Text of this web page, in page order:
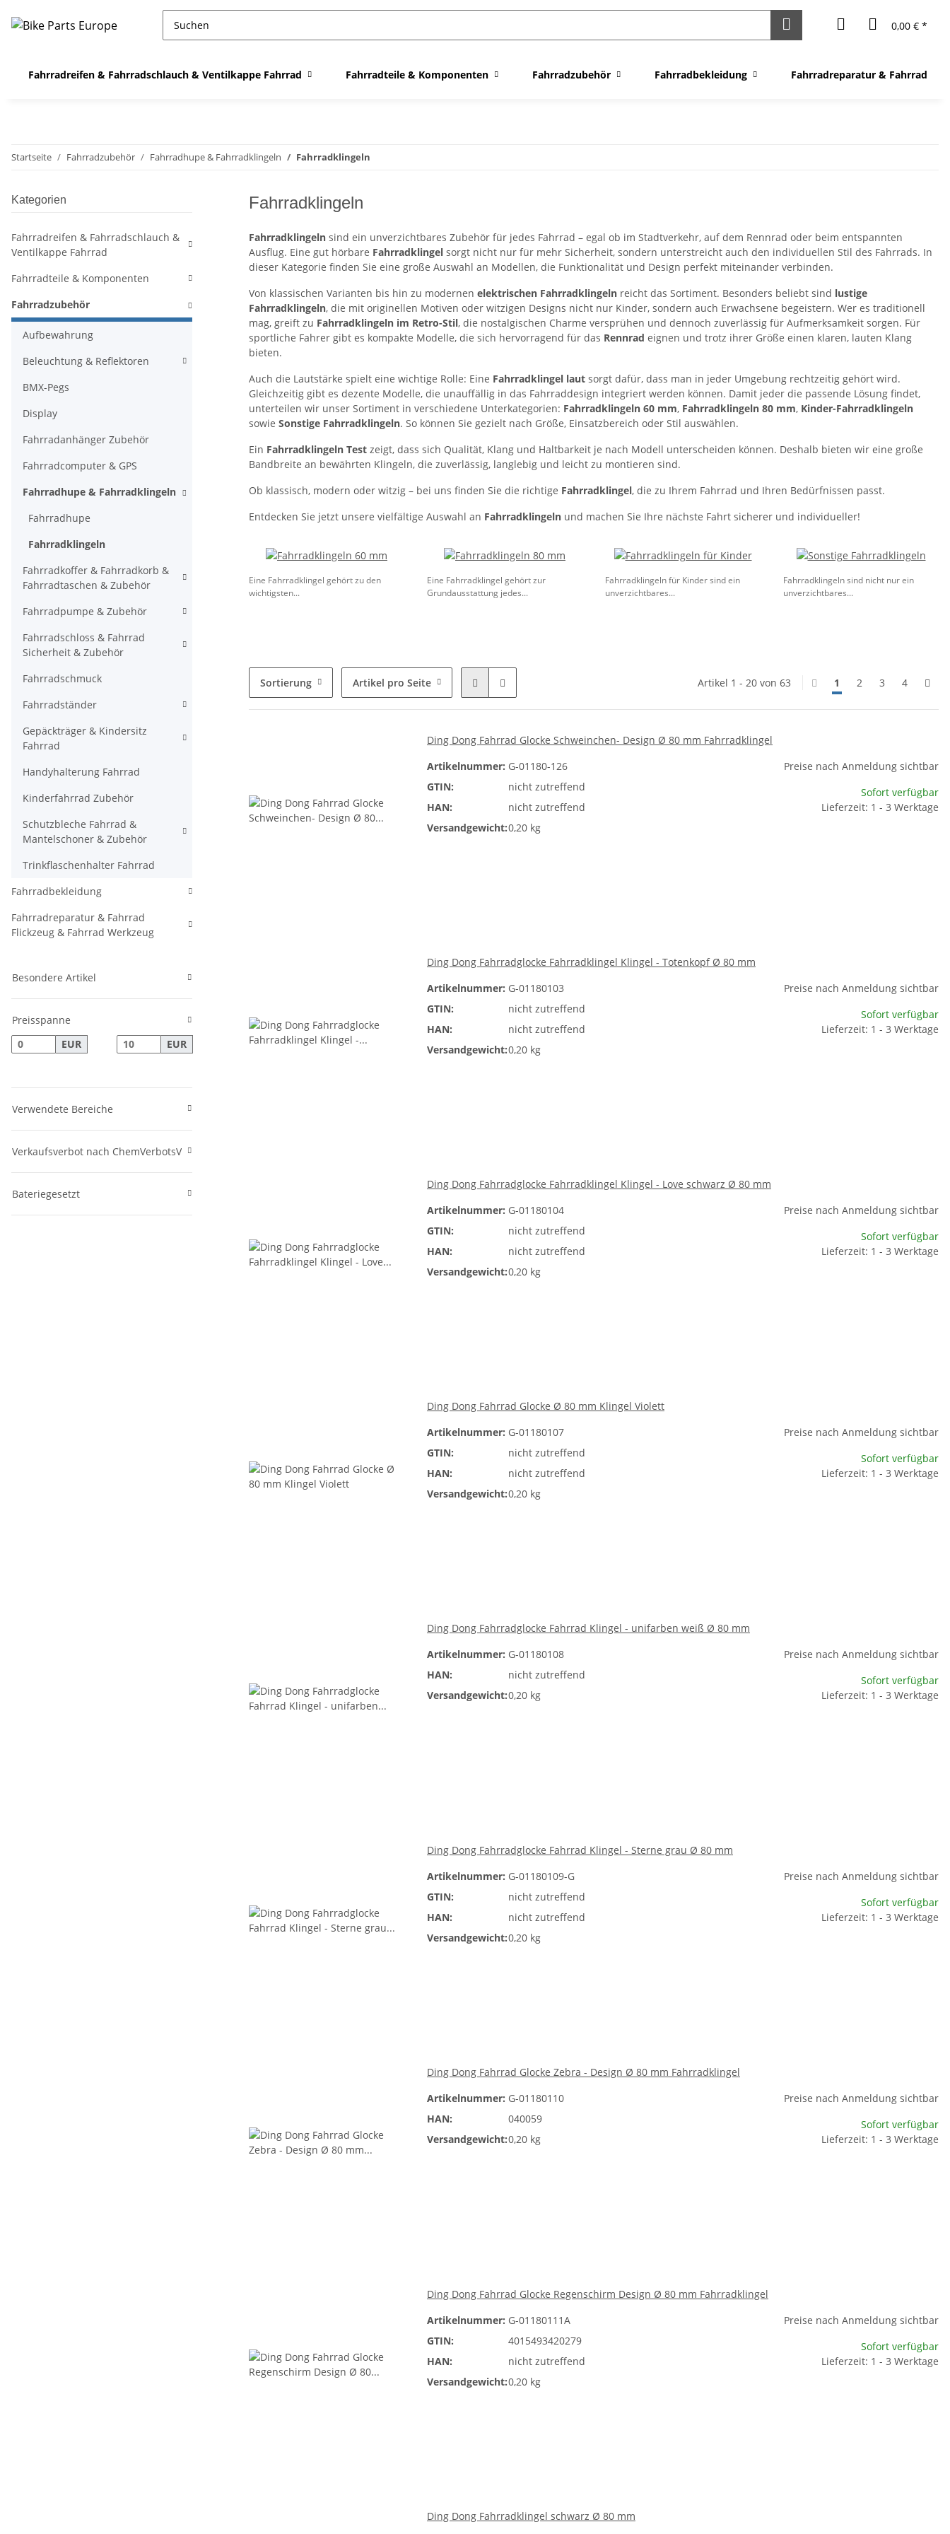
0,00 € *
Fahrradreifen & Fahrradschlauch & Ventilkappe Fahrrad Fahrradteile & Komponenten Fahrradzubehör Fahrradbekleidung Fahrradreparatur & Fahrrad
Startseite Fahrradzubehör Fahrradhupe & Fahrradklingeln Fahrradklingeln
Fahrradklingeln
Fahrradklingeln sind ein unverzichtbares Zubehör für jedes Fahrrad – egal ob im Stadtverkehr, auf dem Rennrad oder beim entspannten
Ausflug. Eine gut hörbare Fahrradklingel sorgt nicht nur für mehr Sicherheit, sondern unterstreicht auch den individuellen Stil des Fahrrads. In
dieser Kategorie finden Sie eine große Auswahl an Modellen, die Funktionalität und Design perfekt miteinander verbinden.
Von klassischen Varianten bis hin zu modernen elektrischen Fahrradklingeln reicht das Sortiment. Besonders beliebt sind lustige
Fahrradklingeln, die mit originellen Motiven oder witzigen Designs nicht nur Kinder, sondern auch Erwachsene begeistern. Wer es traditionell
mag, greift zu Fahrradklingeln im Retro-Stil, die nostalgischen Charme versprühen und dennoch zuverlässig für Aufmerksamkeit sorgen. Für
sportliche Fahrer gibt es kompakte Modelle, die sich hervorragend für das Rennrad eignen und trotz ihrer Größe einen klaren, lauten Klang
bieten.
Auch die Lautstärke spielt eine wichtige Rolle: Eine Fahrradklingel laut sorgt dafür, dass man in jeder Umgebung rechtzeitig gehört wird.
Gleichzeitig gibt es dezente Modelle, die unauffällig in das Fahrraddesign integriert werden können. Damit jeder die passende Lösung findet,
unterteilen wir unser Sortiment in verschiedene Unterkategorien: Fahrradklingeln 60 mm, Fahrradklingeln 80 mm, Kinder-Fahrradklingeln
sowie Sonstige Fahrradklingeln. So können Sie gezielt nach Größe, Einsatzbereich oder Stil auswählen.
Ein Fahrradklingeln Test zeigt, dass sich Qualität, Klang und Haltbarkeit je nach Modell unterscheiden können. Deshalb bieten wir eine große
Bandbreite an bewährten Klingeln, die zuverlässig, langlebig und leicht zu montieren sind.
Ob klassisch, modern oder witzig – bei uns finden Sie die richtige Fahrradklingel, die zu Ihrem Fahrrad und Ihren Bedürfnissen passt.
Entdecken Sie jetzt unsere vielfältige Auswahl an Fahrradklingeln und machen Sie Ihre nächste Fahrt sicherer und individueller!
Eine Fahrradklingel gehört zu den
wichtigsten...
Eine Fahrradklingel gehört zur
Grundausstattung jedes...
Fahrradklingeln für Kinder sind ein
unverzichtbares...
Fahrradklingeln sind nicht nur ein
unverzichtbares...
Sortierung Artikel pro Seite Artikel 1 - 20 von 63 1 2 3 4
Ding Dong Fahrrad Glocke Schweinchen- Design Ø 80 mm Fahrradklingel
Artikelnummer: G-01180-126
GTIN:
nicht zutreffend
HAN:
nicht zutreffend
Versandgewicht:0,20 kg
Preise nach Anmeldung sichtbar
Sofort verfügbar
Lieferzeit: 1 - 3 Werktage
Ding Dong Fahrradglocke Fahrradklingel Klingel - Totenkopf Ø 80 mm
Artikelnummer: G-01180103
GTIN:
nicht zutreffend
HAN:
nicht zutreffend
Versandgewicht:0,20 kg
Preise nach Anmeldung sichtbar
Sofort verfügbar
Lieferzeit: 1 - 3 Werktage
Ding Dong Fahrradglocke Fahrradklingel Klingel - Love schwarz Ø 80 mm
Artikelnummer: G-01180104
GTIN:
nicht zutreffend
HAN:
nicht zutreffend
Versandgewicht:0,20 kg
Preise nach Anmeldung sichtbar
Sofort verfügbar
Lieferzeit: 1 - 3 Werktage
Ding Dong Fahrrad Glocke Ø 80 mm Klingel Violett
Artikelnummer: G-01180107
GTIN:
nicht zutreffend
HAN:
nicht zutreffend
Versandgewicht:0,20 kg
Preise nach Anmeldung sichtbar
Sofort verfügbar
Lieferzeit: 1 - 3 Werktage
Ding Dong Fahrradglocke Fahrrad Klingel - unifarben weiß Ø 80 mm
Artikelnummer: G-01180108
HAN:
nicht zutreffend
Versandgewicht:0,20 kg
Preise nach Anmeldung sichtbar
Sofort verfügbar
Lieferzeit: 1 - 3 Werktage
Ding Dong Fahrradglocke Fahrrad Klingel - Sterne grau Ø 80 mm
Artikelnummer: G-01180109-G
GTIN:
nicht zutreffend
HAN:
nicht zutreffend
Versandgewicht:0,20 kg
Preise nach Anmeldung sichtbar
Sofort verfügbar
Lieferzeit: 1 - 3 Werktage
Ding Dong Fahrrad Glocke Zebra - Design Ø 80 mm Fahrradklingel
Artikelnummer: G-01180110
HAN:
040059
Versandgewicht:0,20 kg
Preise nach Anmeldung sichtbar
Sofort verfügbar
Lieferzeit: 1 - 3 Werktage
Ding Dong Fahrrad Glocke Regenschirm Design Ø 80 mm Fahrradklingel
Artikelnummer: G-01180111A
GTIN:
4015493420279
HAN:
nicht zutreffend
Versandgewicht:0,20 kg
Preise nach Anmeldung sichtbar
Sofort verfügbar
Lieferzeit: 1 - 3 Werktage
Ding Dong Fahrradklingel schwarz Ø 80 mm
Kategorien
Fahrradreifen & Fahrradschlauch &
Ventilkappe Fahrrad
Fahrradteile & Komponenten
Fahrradzubehör
Aufbewahrung
Beleuchtung & Reflektoren
BMX-Pegs
Display
Fahrradanhänger Zubehör
Fahrradcomputer & GPS
Fahrradhupe & Fahrradklingeln
Fahrradhupe
Fahrradklingeln
Fahrradkoffer & Fahrradkorb &
Fahrradtaschen & Zubehör
Fahrradpumpe & Zubehör
Fahrradschloss & Fahrrad
Sicherheit & Zubehör
Fahrradschmuck
Fahrradständer
Gepäckträger & Kindersitz
Fahrrad
Handyhalterung Fahrrad
Kinderfahrrad Zubehör
Schutzbleche Fahrrad &
Mantelschoner & Zubehör
Trinkflaschenhalter Fahrrad
Fahrradbekleidung
Fahrradreparatur & Fahrrad
Flickzeug & Fahrrad Werkzeug
Besondere Artikel
Preisspanne
EUR
EUR
Verwendete Bereiche
Verkaufsverbot nach ChemVerbotsV
Bateriegesetzt